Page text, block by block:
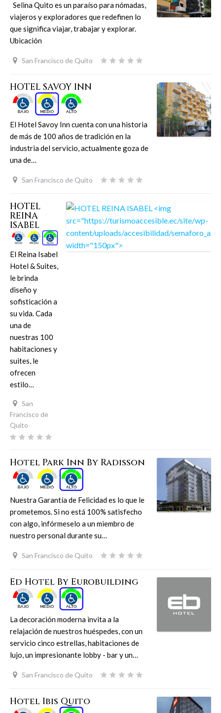
Selina Quito es un paraíso para nómadas,
viajeros y exploradores que redefinen lo
que significa viajar, trabajar y explorar.
Ubicación
San Francisco de Quito
HOTEL SAVOY INN
El Hotel Savoy Inn cuenta con una historia
de más de 100 años de tradición en la
industria del servicio, actualmente goza de
una de…
San Francisco de Quito
HOTEL
REINA
ISABEL
El Reina Isabel
Hotel & Suites,
le brinda
diseño y
sofisticación a
su vida. Cada
una de
nuestras 100
habitaciones y
suites, le
ofrecen
estilo…
San
Francisco de
Quito
Hotel Park Inn By Radisson
Nuestra Garantía de Felicidad es lo que le
prometemos. Si no está 100% satisfecho
con algo, infórmeselo a un miembro de
nuestro personal durante su…
San Francisco de Quito
Ed Hotel By Eurobuilding
La decoración moderna invita a la
relajación de nuestros huéspedes, con un
servicio cinco estrellas, habitaciones de
lujo, un impresionante lobby - bar y un…
San Francisco de Quito
Hotel Ibis Quito